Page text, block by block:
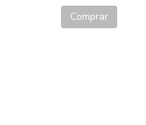
Comprar